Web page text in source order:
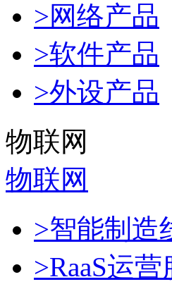
>网络产品
>软件产品
>外设产品
物联网
物联网
>智能制造
>RaaS运